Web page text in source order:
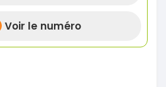
Voir le numéro